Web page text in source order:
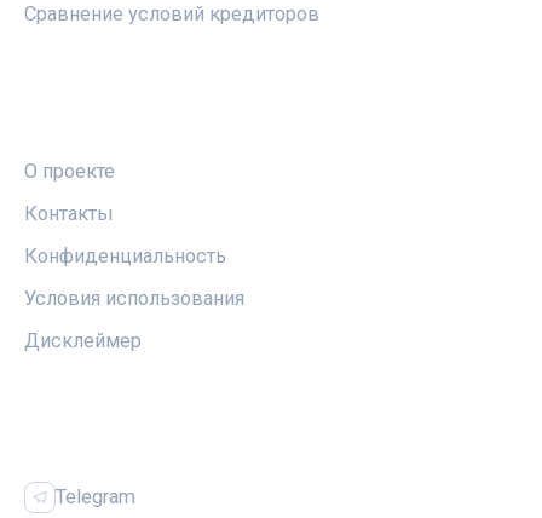
Сравнение условий кредиторов
О проекте
Контакты
Конфиденциальность
Условия использования
Дисклеймер
Telegram